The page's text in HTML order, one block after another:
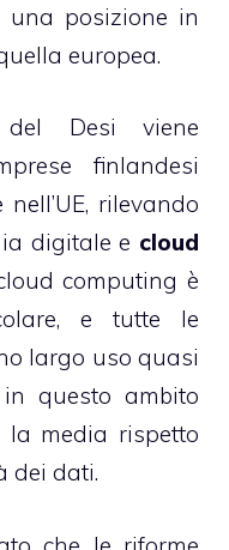
posizione in
europea.
Desi viene
finlandesi
rilevando
digitale e cloud
computing è
e tutte le
largo uso quasi
questo ambito
media rispetto
dei dati.